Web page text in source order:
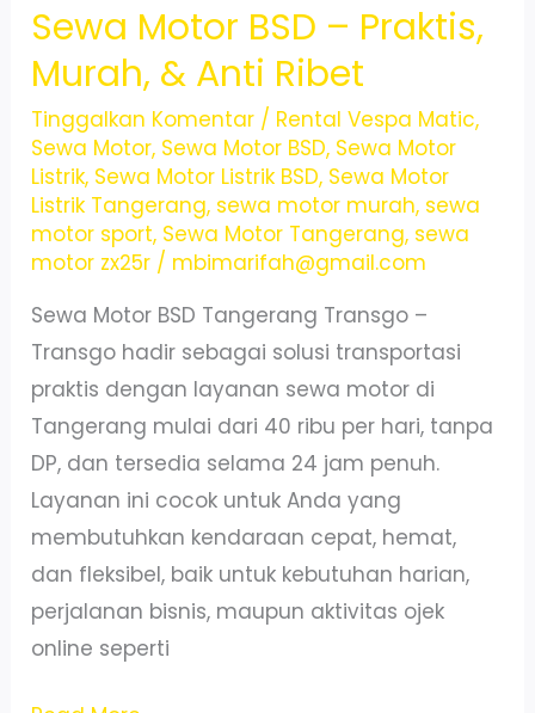
Tangerang
–
Aman
&
Siap
Jalan
Sewa Motor BSD – Praktis,
Murah, & Anti Ribet
Tinggalkan Komentar / Rental Vespa Matic,
Sewa Motor, Sewa Motor BSD, Sewa Motor
Listrik, Sewa Motor Listrik BSD, Sewa Motor
Listrik Tangerang, sewa motor murah, sewa
motor sport, Sewa Motor Tangerang, sewa
motor zx25r / mbimarifah@gmail.com
Sewa Motor BSD Tangerang Transgo –
Transgo hadir sebagai solusi transportasi
praktis dengan layanan sewa motor di
Tangerang mulai dari 40 ribu per hari, tanpa
DP, dan tersedia selama 24 jam penuh.
Layanan ini cocok untuk Anda yang
membutuhkan kendaraan cepat, hemat,
dan fleksibel, baik untuk kebutuhan harian,
perjalanan bisnis, maupun aktivitas ojek
online seperti